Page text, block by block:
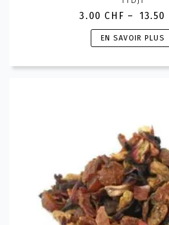
3.00 CHF – 13.50
Plage
de
prix :
à
EN SAVOIR PLUS
Ce
produit
choisies
sur
la
page
du
produit